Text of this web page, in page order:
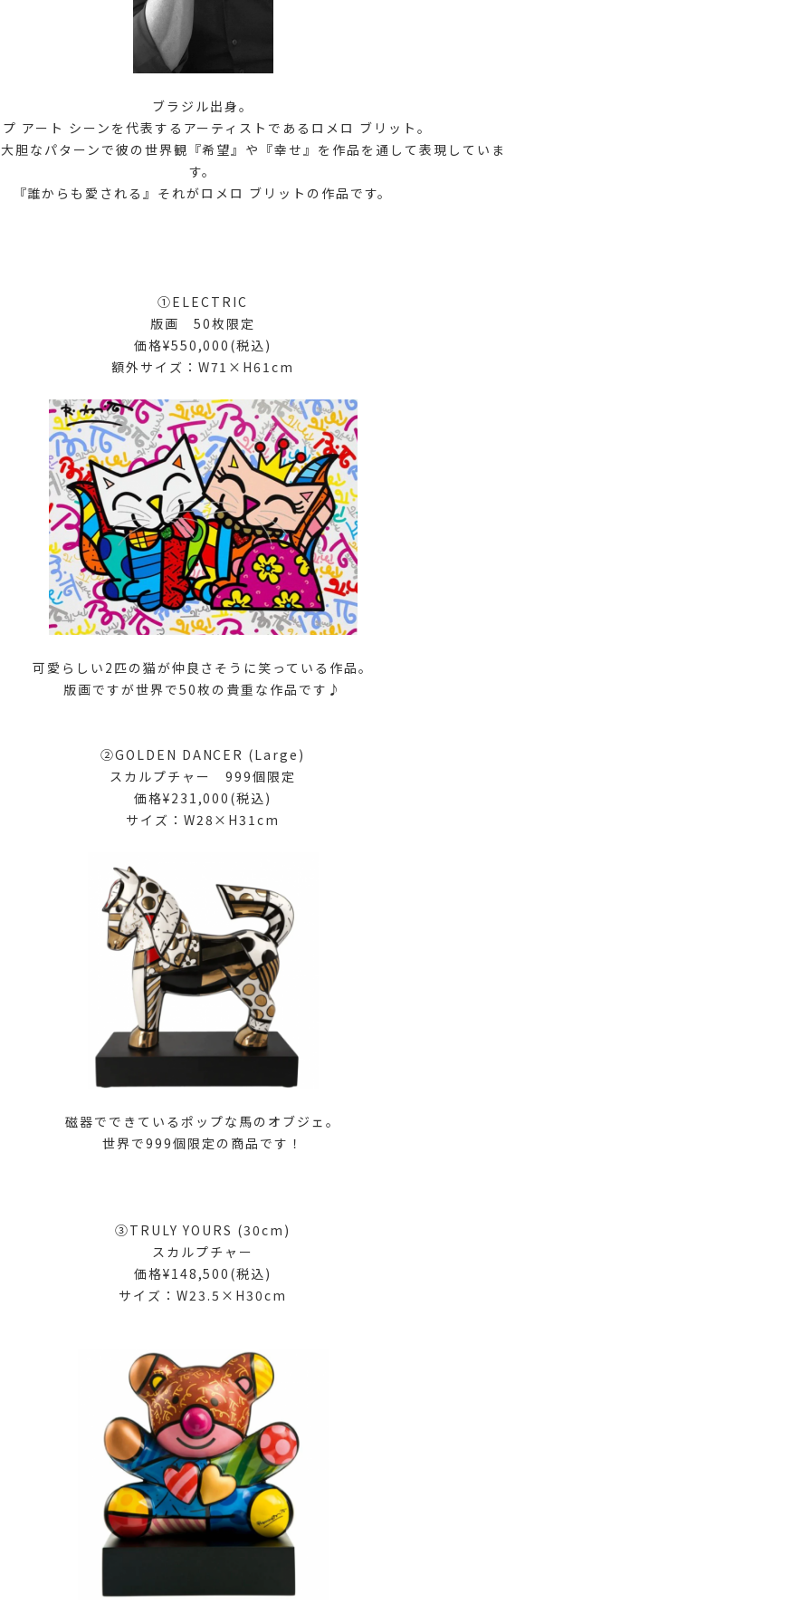
ブラジル出身。
アート シーンを代表するアーティストであるロメロ ブリット。
胆なパターンで彼の世界観『希望』や『幸せ』を作品を通して表現していま
す。
『誰からも愛される』それがロメロ ブリットの作品です。
①ELECTRIC
版画 50枚限定
価格¥550,000(税込)
額外サイズ：W71×H61cm
可愛らしい2匹の猫が仲良さそうに笑っている作品。
版画ですが世界で50枚の貴重な作品です♪
②GOLDEN DANCER (Large)
スカルプチャー 999個限定
価格¥231,000(税込)
サイズ：W28×H31cm
磁器でできているポップな馬のオブジェ。
世界で999個限定の商品です！
③TRULY YOURS (30cm)
スカルプチャー
価格¥148,500(税込)
サイズ：W23.5×H30cm